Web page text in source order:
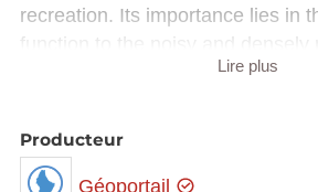
recreation. Its importance lies in
function to the noisy and densely
of the agglomeration of
allows, for example, extensive
occasional crossing of areas with
Lire plus
Producteur
Géoportail